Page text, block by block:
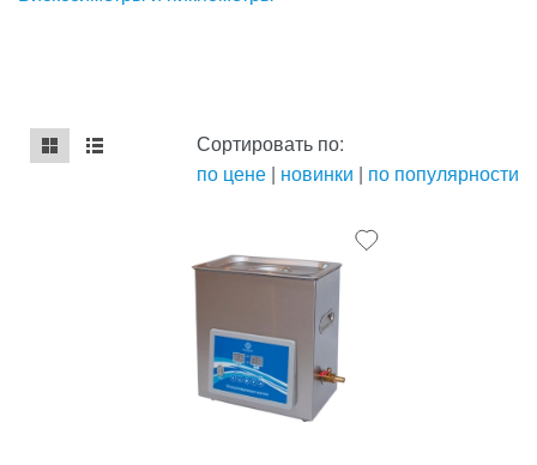
mse2_chunk_default
mse2_chunk_alternate
Сортировать по:
по цене | новинки | по популярности